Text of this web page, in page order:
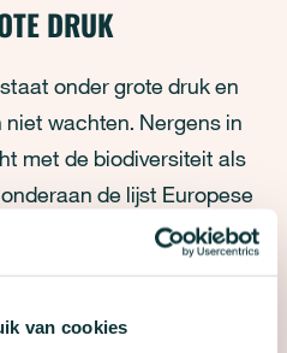
van cookies
DRUK
onder grote druk en
wachten. Nergens in
met de biodiversiteit als
de lijst Europese
beschermde
Planten- en diersoorten
is als een kaartenhuis;